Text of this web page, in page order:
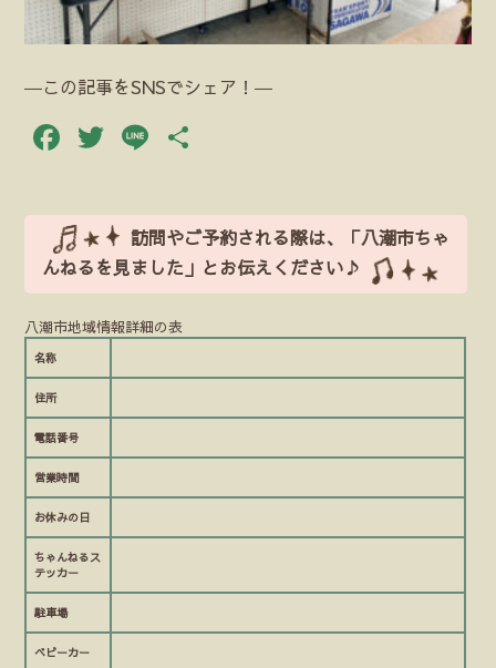
―この記事をSNSでシェア！―
Facebook
Twitter
Line
訪問やご予約される際は、「八潮市ちゃ
んねるを見ました」とお伝えください♪
八潮市地域情報詳細の表
名称
住所
電話番号
営業時間
お休みの日
ちゃんねるス
テッカー
駐車場
ベビーカー